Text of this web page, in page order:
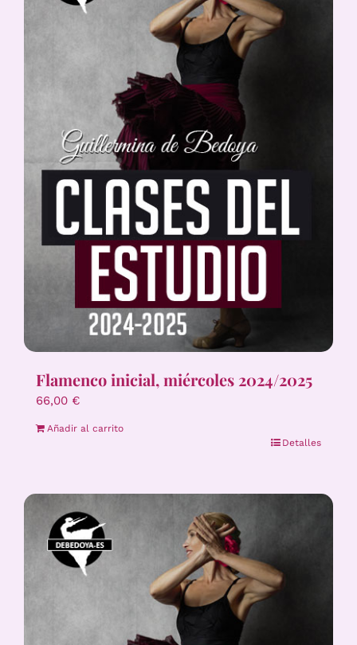
Flamenco inicial, miércoles 2024/2025
66,00 €
Añadir al carrito
Detalles